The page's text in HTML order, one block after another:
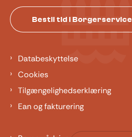
Bestil tid i Borgerservice
Databeskyttelse
Cookies
Tilgængelighedserklæring
Ean og fakturering